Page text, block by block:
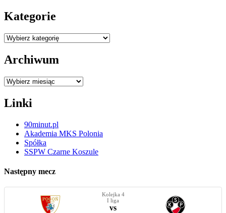
Kategorie
Kategorie
Archiwum
Archiwum
Linki
90minut.pl
Akademia MKS Polonia
Spółka
SSPW Czarne Koszule
Następny mecz
Kolejka 4
I liga
vs